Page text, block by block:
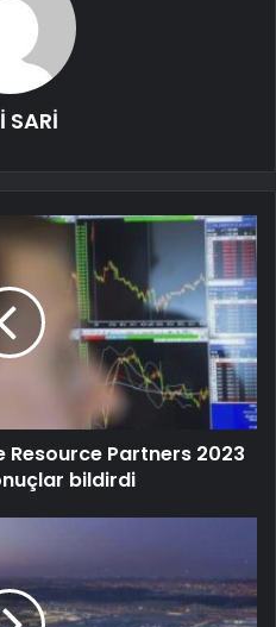
SARİ
Resource Partners 2023
bildirdi